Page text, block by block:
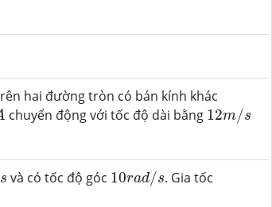
hai đường tròn có bán kính khác
chuyển động với tốc độ dài bằng 12m/s
12m /s
s
s và có tốc độ góc 10rad/s
10rad/s. Gia tốc